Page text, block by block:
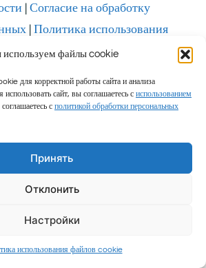
файлы cookie
для корректной работы сайта и анализа
сайт, вы соглашаетесь с использованием
с политикой обработки персональных
Принять
Отклонить
Настройки
использования файлов cookie
| Согласие на обработку
| Политика использования
и честные обзоры © 2026 Миролюб ТВ.
права на проект и контент
Андреевичу.
данных